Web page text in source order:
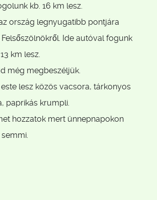
kb. 16 km lesz.
ország legnyugatibb pontjára
Ide autóval fogunk
km lesz.
még megbeszéljük.
lesz közös vacsora, tárkonyos
paprikás krumpli.
hozzatok mert ünnepnapokon